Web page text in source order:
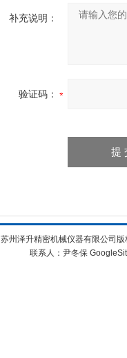
补充说明：
验证码：
苏州泽升精密机械仪器有限公司
联系人：尹冬保